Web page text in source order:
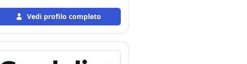
Vedi profilo completo